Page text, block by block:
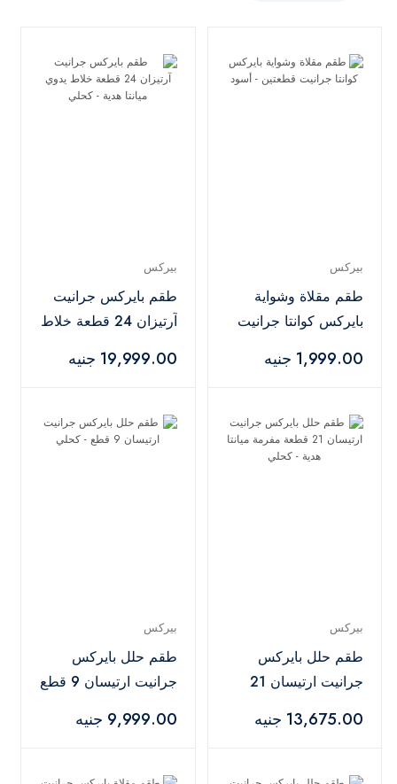
بيركس
طقم مقلاة وشواية
بايركس كوانتا جرانيت
1,999.00 جنيه
بيركس
طقم بايركس جرانيت
آرتيزان 24 قطعة خلاط
كحلي
19,999.00 جنيه
بيركس
طقم حلل بايركس
جرانيت ارتيسان 21
هدية - كحلي
13,675.00 جنيه
بيركس
طقم حلل بايركس
جرانيت ارتيسان 9 قطع
9,999.00 جنيه